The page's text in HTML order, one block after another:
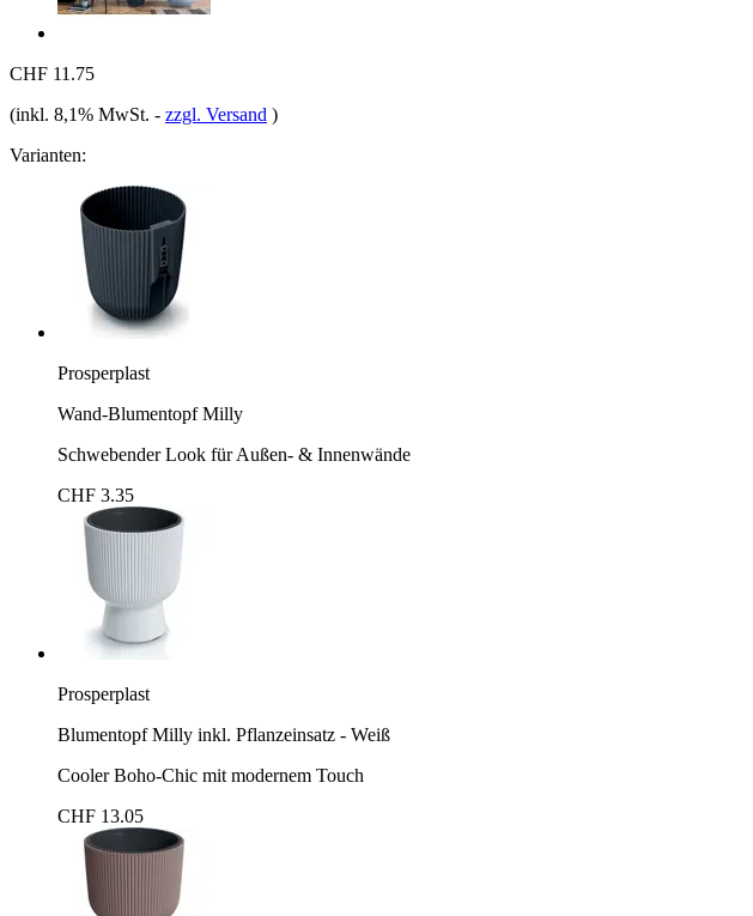
CHF 11.75
(inkl. 8,1% MwSt. - zzgl. Versand )
Varianten:
Prosperplast
Wand-Blumentopf Milly
Schwebender Look für Außen- & Innenwände
CHF 3.35
Prosperplast
Blumentopf Milly inkl. Pflanzeinsatz - Weiß
Cooler Boho-Chic mit modernem Touch
CHF 13.05